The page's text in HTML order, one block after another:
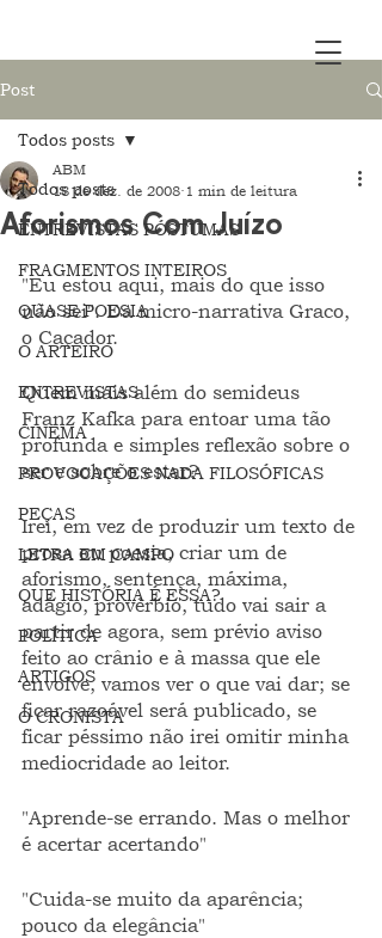
Post
Todos posts
ENTREVISTAS PÓSTUMAS
FRAGMENTOS INTEIROS
QUASE POESIA
O ARTEIRO
ENTREVISTAS
CINEMA
PROVOCAÇÕES NADA FILOSÓFICAS
PEÇAS
LETRA EM CAMPO
QUE HISTÓRIA É ESSA?
POLÍTICA
ARTIGOS
O CRONISTA
Todos posts
Aforismos Com Juízo
ABM
18 de dez. de 2008 1 min de leitura
"Eu estou aqui, mais do que isso
não sei". Da micro-narrativa Graco,
o Caçador.
Quem mais além do semideus
Franz Kafka para entoar uma tão
profunda e simples reflexão sobre o
ser e sobre o estar?
Irei, em vez de produzir um texto de
prosa ou poesia, criar um de
aforismo, sentença, máxima,
adágio, provérbio, tudo vai sair a
partir de agora, sem prévio aviso
feito ao crânio e à massa que ele
envolve, vamos ver o que vai dar; se
ficar razoável será publicado, se
ficar péssimo não irei omitir minha
mediocridade ao leitor.
"Aprende-se errando. Mas o melhor
é acertar acertando"
"Cuida-se muito da aparência;
pouco da elegância"